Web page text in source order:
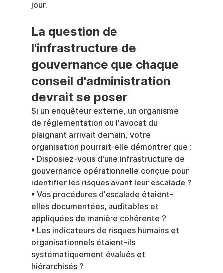
jour.
La question de
l'infrastructure de
gouvernance que chaque
conseil d'administration
devrait se poser
Si un enquêteur externe, un organisme
de réglementation ou l'avocat du
plaignant arrivait demain, votre
organisation pourrait-elle démontrer que :
• Disposiez-vous d'une infrastructure de
gouvernance opérationnelle conçue pour
identifier les risques avant leur escalade ?
• Vos procédures d'escalade étaient-
elles documentées, auditables et
appliquées de manière cohérente ?
• Les indicateurs de risques humains et
organisationnels étaient-ils
systématiquement évalués et
hiérarchisés ?